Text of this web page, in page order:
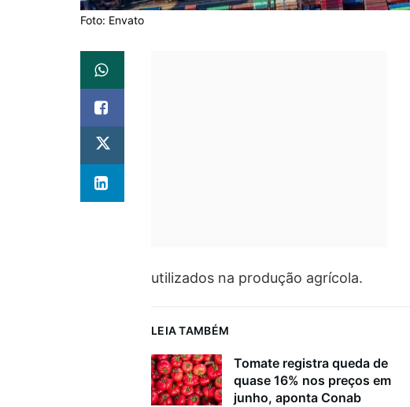
Foto: Envato
utilizados na produção agrícola.
LEIA TAMBÉM
Tomate registra queda de
quase 16% nos preços em
junho, aponta Conab